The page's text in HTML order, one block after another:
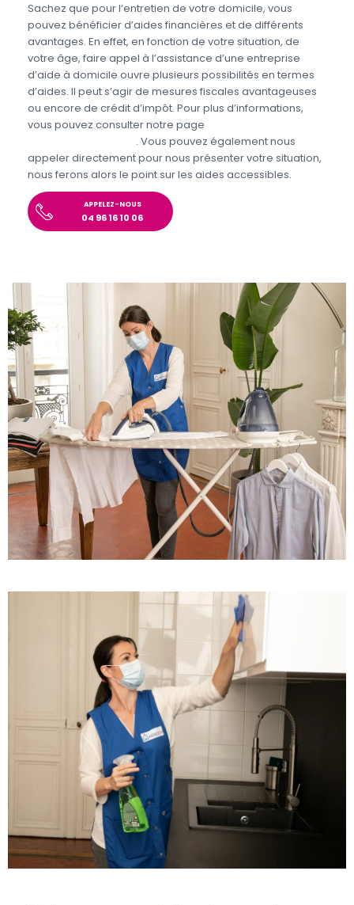
Sachez que pour l’entretien de votre domicile, vous
pouvez bénéficier d’aides financières et de différents
avantages. En effet, en fonction de votre situation, de
votre âge, faire appel à l’assistance d’une entreprise
d’aide à domicile ouvre plusieurs possibilités en termes
d’aides. Il peut s’agir de mesures fiscales avantageuses
ou encore de crédit d’impôt. Pour plus d’informations,
vous pouvez consulter notre page
. Vous pouvez également nous
appeler directement pour nous présenter votre situation,
nous ferons alors le point sur les aides accessibles.
APPELEZ-NOUS
04 96 16 10 06